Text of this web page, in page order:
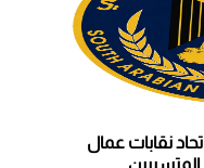
نقابات عمال